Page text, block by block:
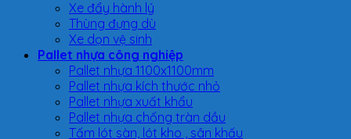
Xe đẩy hành lý
Thùng đựng dù
Xe dọn vệ sinh
Pallet nhựa công nghiệp
Pallet nhựa 1100x1100mm
Pallet nhựa kích thước nhỏ
Pallet nhựa xuất khẩu
Pallet nhựa chống tràn dầu
Tấm lót sàn, lót kho , sân khấu